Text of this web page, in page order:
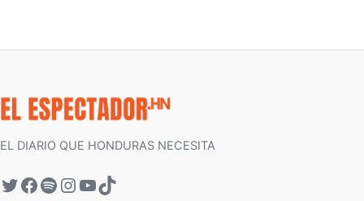
EL DIARIO QUE HONDURAS NECESITA